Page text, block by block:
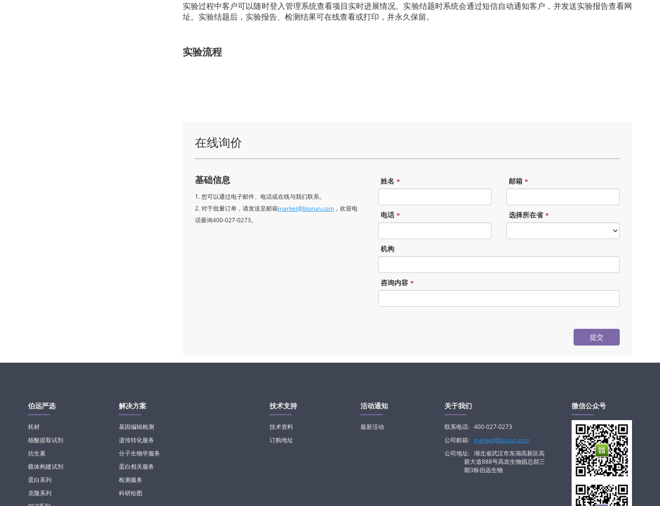
实验过程中客户可以随时登入管理系统查看项目实时进展情况。实验结题时系统会通过短信自动通知客户，并发送实验报告查看网
址。实验结题后，实验报告、检测结果可在线查看或打印，并永久保留。
实验流程
在线询价
基础信息
1. 您可以通过电子邮件、电话或在线与我们联系。
2. 对于批量订单，请发送至邮箱market@biorun.com ，欢迎电
话垂询400-027-0273。
姓名 * 邮箱 *
电话 * 选择所在省 *
机构
咨询内容 *
提交
伯远严选
耗材
核酸提取试剂
抗生素
载体构建试剂
蛋白系列
克隆系列
解决方案
基因编辑检测
遗传转化服务
分子生物学服务
蛋白相关服务
检测服务
科研绘图
技术支持
技术资料
订购地址
活动通知
最新活动
关于我们
联系电话: 400-027-0273
公司邮箱:
market@biorun.com
公司地址: 湖北省武汉市东湖高新区高
新大道888号高农生物园总部三
期3栋伯远生物
微信公众号